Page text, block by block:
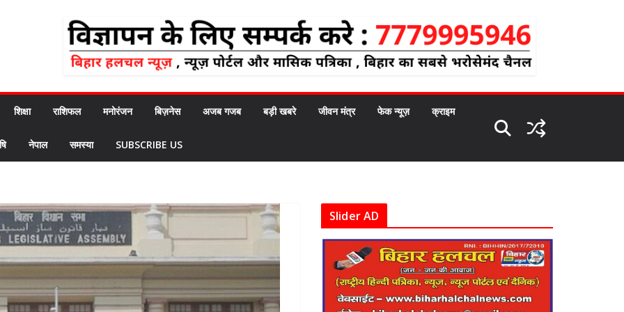
शिक्षा राशिफल मनोरंजन बिज़नेस अजब गजब बड़ी खबरे जीवन मंत्र फेक न्यूज़ क्राइम
नेपाल समस्या SUBSCRIBE US
Slider AD